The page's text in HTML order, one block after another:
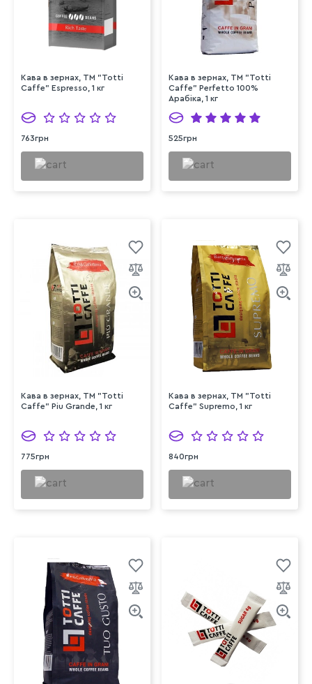
Кава в зернах, TM "Totti
Caffe" Espresso, 1 кг
763грн
Кава в зернах, TM "Totti
Caffe" Perfetto 100%
Арабіка, 1 кг
525грн
Кава в зернах, TM "Totti
Caffe" Piu Grande, 1 кг
775грн
Кава в зернах, TM "Totti
Caffe" Supremo, 1 кг
840грн